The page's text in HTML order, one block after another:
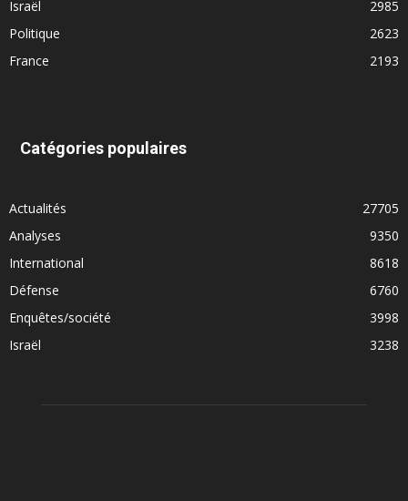
Israël
2985
Politique
2623
France
2193
Catégories populaires
Actualités
27705
Analyses
9350
International
8618
Défense
6760
Enquêtes/société
3998
Israël
3238